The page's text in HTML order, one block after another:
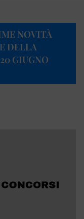
NOVITÀ
DELLA
GIUGNO